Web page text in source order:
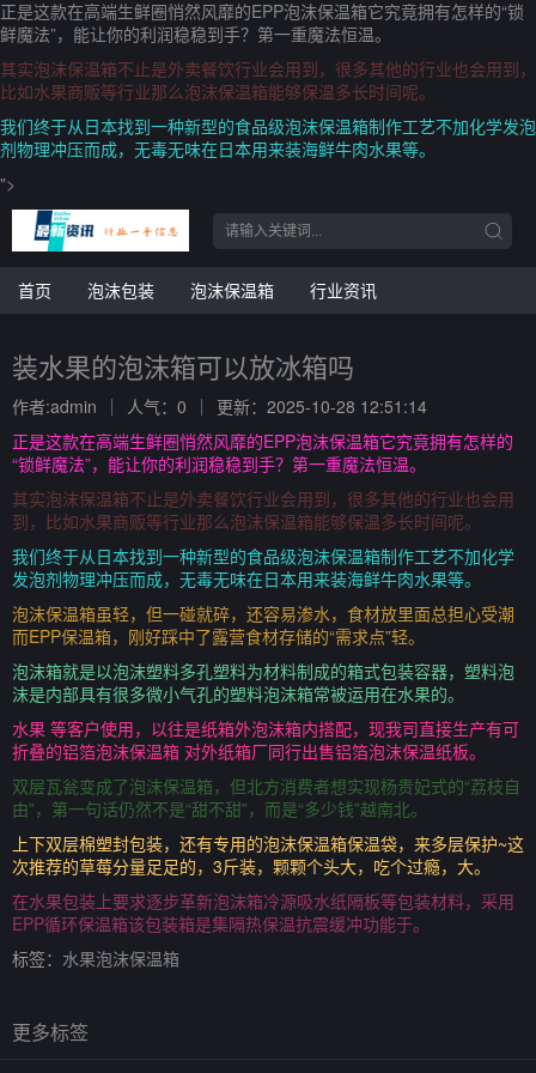
正是这款在高端生鲜圈悄然风靡的EPP泡沫保温箱它究竟拥有怎样的“锁
鲜魔法”，能让你的利润稳稳到手？第一重魔法恒温。
其实泡沫保温箱不止是外卖餐饮行业会用到，很多其他的行业也会用到，
比如水果商贩等行业那么泡沫保温箱能够保温多长时间呢。
我们终于从日本找到一种新型的食品级泡沫保温箱制作工艺不加化学发泡
剂物理冲压而成，无毒无味在日本用来装海鲜牛肉水果等。
">
首页 泡沫包装 泡沫保温箱 行业资讯
装水果的泡沫箱可以放冰箱吗
作者:admin 人气：0
更新：2025-10-28 12:51:14
正是这款在高端生鲜圈悄然风靡的EPP泡沫保温箱它究竟拥有怎样的
“锁鲜魔法”，能让你的利润稳稳到手？第一重魔法恒温。
其实泡沫保温箱不止是外卖餐饮行业会用到，很多其他的行业也会用
到，比如水果商贩等行业那么泡沫保温箱能够保温多长时间呢。
我们终于从日本找到一种新型的食品级泡沫保温箱制作工艺不加化学
发泡剂物理冲压而成，无毒无味在日本用来装海鲜牛肉水果等。
泡沫保温箱虽轻，但一碰就碎，还容易渗水，食材放里面总担心受潮
而EPP保温箱，刚好踩中了露营食材存储的“需求点”轻。
泡沫箱就是以泡沫塑料多孔塑料为材料制成的箱式包装容器，塑料泡
沫是内部具有很多微小气孔的塑料泡沫箱常被运用在水果的。
水果 等客户使用，以往是纸箱外泡沫箱内搭配，现我司直接生产有可
折叠的铝箔泡沫保温箱 对外纸箱厂同行出售铝箔泡沫保温纸板。
双层瓦瓮变成了泡沫保温箱，但北方消费者想实现杨贵妃式的“荔枝自
由”，第一句话仍然不是“甜不甜”，而是“多少钱”越南北。
上下双层棉塑封包装，还有专用的泡沫保温箱保温袋，来多层保护~这
次推荐的草莓分量足足的，3斤装，颗颗个头大，吃个过瘾，大。
在水果包装上要求逐步革新泡沫箱冷源吸水纸隔板等包装材料，采用
EPP循环保温箱该包装箱是集隔热保温抗震缓冲功能于。
标签： 水果泡沫保温箱
更多标签